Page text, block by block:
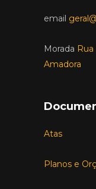
email
Morada Rua
Amadora
Atas
Planos e